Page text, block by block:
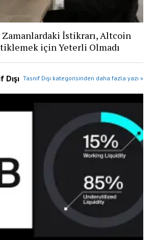
İstikrarı, Altcoin
için Yeterli Olmadı
Dışı Tasnif Dışı kategorisinden daha fazla yazı »